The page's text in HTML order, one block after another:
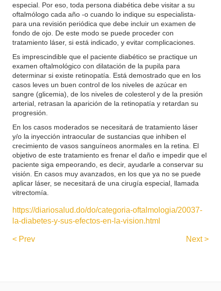
especial. Por eso, toda persona diabética debe visitar a su
oftalmólogo cada año -o cuando lo indique su especialista-
para una revisión periódica que debe incluir un examen de
fondo de ojo. De este modo se puede proceder con
tratamiento láser, si está indicado, y evitar complicaciones.
Es imprescindible que el paciente diabético se practique un
examen oftalmológico con dilatación de la pupila para
determinar si existe retinopatía. Está demostrado que en los
casos leves un buen control de los niveles de azúcar en
sangre (glicemia), de los niveles de colesterol y de la presión
arterial, retrasan la aparición de la retinopatía y retardan su
progresión.
En los casos moderados se necesitará de tratamiento láser
y/o la inyección intraocular de sustancias que inhiben el
crecimiento de vasos sanguíneos anormales en la retina. El
objetivo de este tratamiento es frenar el daño e impedir que el
paciente siga empeorando, es decir, ayudarle a conservar su
visión. En casos muy avanzados, en los que ya no se puede
aplicar láser, se necesitará de una cirugía especial, llamada
vitrectomía.
https://diariosalud.do/do/categoria-oftalmologia/20037-
la-diabetes-y-sus-efectos-en-la-vision.html
< Prev Next >